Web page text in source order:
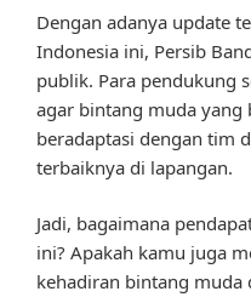
Dengan adanya update
Indonesia ini, Persib
publik. Para pendukung
agar bintang muda yang
beradaptasi dengan tim
terbaiknya di lapangan.
Jadi, bagaimana
ini? Apakah kamu juga
kehadiran bintang muda